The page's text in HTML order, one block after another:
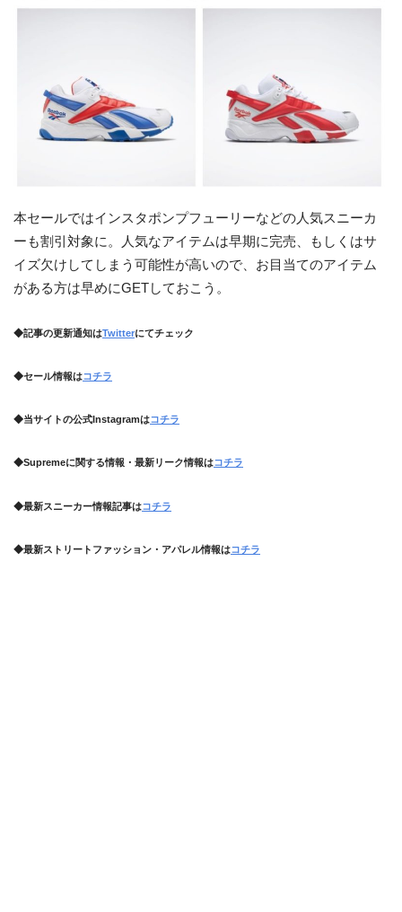
本セールではインスタポンプフューリーなどの人気スニーカ
ーも割引対象に。人気なアイテムは早期に完売、もしくはサ
イズ欠けしてしまう可能性が高いので、お目当てのアイテム
がある方は早めにGETしておこう。
◆記事の更新通知はTwitterにてチェック
◆セール情報はコチラ
◆当サイトの公式Instagramはコチラ
◆Supremeに関する情報・最新リーク情報はコチラ
◆最新スニーカー情報記事はコチラ
◆最新ストリートファッション・アパレル情報はコチラ